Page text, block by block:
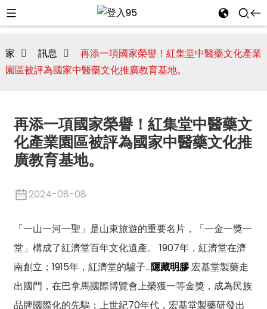
家 訊息
再添一項國家榮譽！紅集堂中醫藥文化產業
園區被評為國家中醫藥文化推廣教育基地。
再添一項國家榮譽！紅集堂中醫藥文
化產業園區被評為國家中醫藥文化推
廣教育基地。
2024-08-08
「一山一河一聖」是山東旅遊的重要名片，「一金一獎一
堂」構成了紅濟堂百年文化遺產。 1907年，紅濟堂在濟
南創立；1915年，紅濟堂的驢子…隱藏明膠宏基堂製藥走
出國門，在巴拿馬國際博覽會上榮獲一等金獎，成為民族
品牌國際化的先驅；上世紀70年代，宏基堂製藥研發出